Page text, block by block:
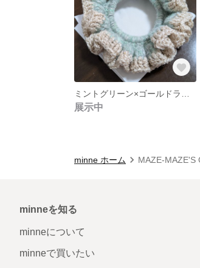
展示中
minne ホーム MAZE-MAZE'S
minneを知る
minneについて
minneで買いたい